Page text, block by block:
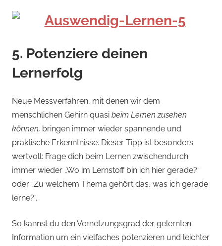
5. Potenziere deinen
Lernerfolg
Neue Messverfahren, mit denen wir dem
menschlichen Gehirn quasi beim Lernen zusehen
können, bringen immer wieder spannende und
praktische Erkenntnisse. Dieser Tipp ist besonders
wertvoll: Frage dich beim Lernen zwischendurch
immer wieder „Wo im Lernstoff bin ich hier gerade?“
oder „Zu welchem Thema gehört das, was ich gerade
lerne?“.
So kannst du den Vernetzungsgrad der gelernten
Information um ein vielfaches potenzieren und leichter